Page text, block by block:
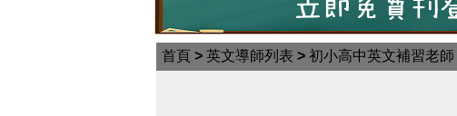
首頁 > 英文導師列表 > 初小高中英文補習老師